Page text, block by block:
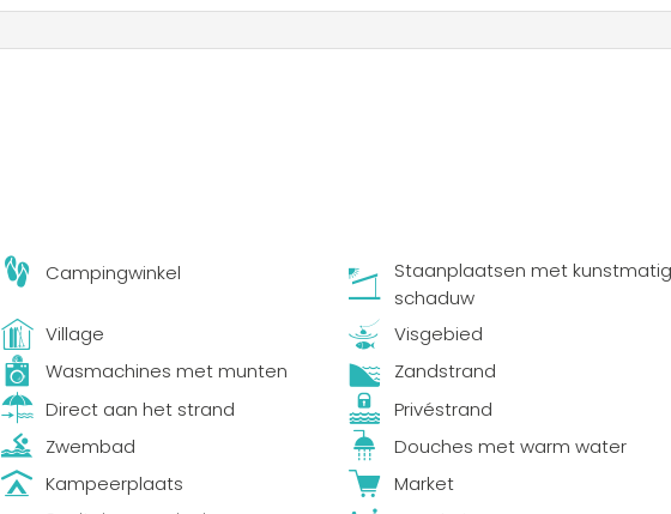
Campingwinkel
Staanplaatsen met
schaduw
Village
Visgebied
Wasmachines met munten
Zandstrand
Direct aan het strand
Privéstrand
Zwembad
Douches met warm water
Kampeerplaats
Market